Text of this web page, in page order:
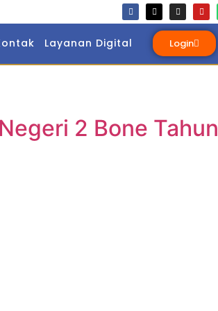
Layanan Digital Login
2 Bone Tahun